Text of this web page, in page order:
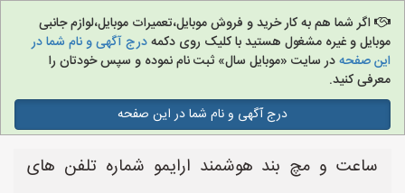
اگر شما هم به کار خرید و فروش موبایل،تعمیرات موبایل،لوازم جانبی
موبایل و غیره مشغول هستید با کلیک روی دکمهدرج آگهی و نام شما در
این صفحهدر سایت «موبایل سال» ثبت نام نموده و سپس خودتان را
معرفی کنید.
درج آگهی و نام شما در این صفحه
ساعت و مچ بند هوشمند ارایمو شماره تلفن های